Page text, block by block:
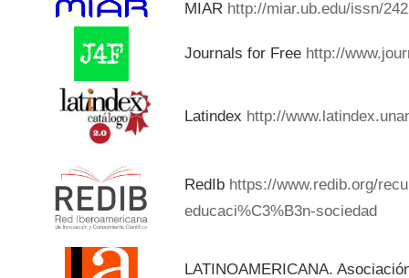
MIAR http://miar.ub.edu/issn/
Journals for Free http://
Latindex http://
RedIb https://www.redib.org/
educaci%C3%B3n-sociedad
LATINOAMERICANA.